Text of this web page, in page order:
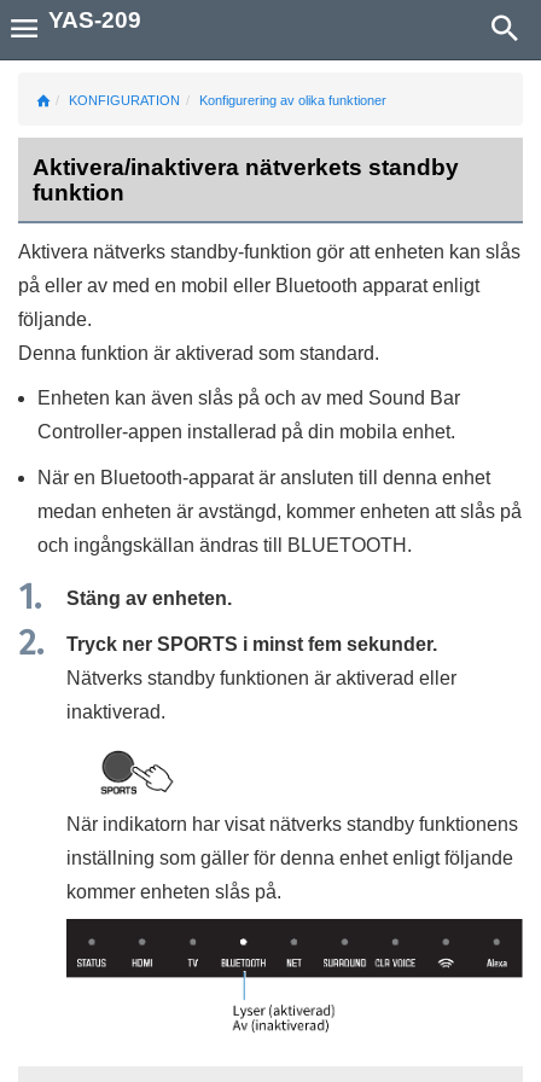
KONFIGURATION Konfigurering av olika funktioner
Aktivera/inaktivera nätverkets standby
funktion
Aktivera nätverks standby-funktion gör att enheten kan slås
på eller av med en mobil eller Bluetooth apparat enligt
följande.
Denna funktion är aktiverad som standard.
Enheten kan även slås på och av med Sound Bar
Controller-appen installerad på din mobila enhet.
När en Bluetooth-apparat är ansluten till denna enhet
medan enheten är avstängd, kommer enheten att slås på
och ingångskällan ändras till
BLUETOOTH .
Stäng av enheten.
Tryck ner SPORTS i minst fem sekunder.
Nätverks standby funktionen är aktiverad eller
inaktiverad.
När indikatorn har visat nätverks standby funktionens
inställning som gäller för denna enhet enligt följande
kommer enheten slås på.
YAS-209